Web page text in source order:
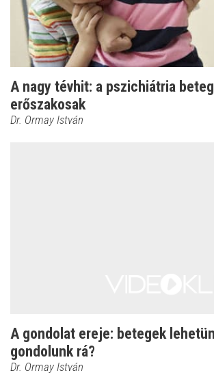
A nagy tévhit: a pszichiátria
erőszakosak
Dr. Ormay István
A gondolat ereje: betegek
gondolunk rá?
Dr. Ormay István